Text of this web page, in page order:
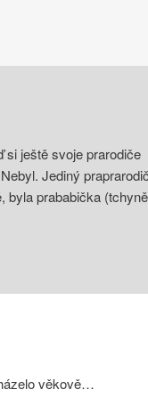
si ještě svoje prarodiče
Jediný
byla prababička (tchyně
věkově…